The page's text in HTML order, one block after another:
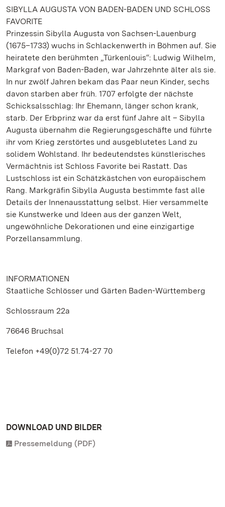
SIBYLLA AUGUSTA VON BADEN-BADEN UND SCHLOSS
FAVORITE
Prinzessin Sibylla Augusta von Sachsen-Lauenburg
(1675–1733) wuchs in Schlackenwerth in Böhmen auf. Sie
heiratete den berühmten „Türkenlouis“: Ludwig Wilhelm,
Markgraf von Baden-Baden, war Jahrzehnte älter als sie.
In nur zwölf Jahren bekam das Paar neun Kinder, sechs
davon starben aber früh. 1707 erfolgte der nächste
Schicksalsschlag: Ihr Ehemann, länger schon krank,
starb. Der Erbprinz war da erst fünf Jahre alt – Sibylla
Augusta übernahm die Regierungsgeschäfte und führte
ihr vom Krieg zerstörtes und ausgeblutetes Land zu
solidem Wohlstand. Ihr bedeutendstes künstlerisches
Vermächtnis ist Schloss Favorite bei Rastatt. Das
Lustschloss ist ein Schätzkästchen von europäischem
Rang. Markgräfin Sibylla Augusta bestimmte fast alle
Details der Innenausstattung selbst. Hier versammelte
sie Kunstwerke und Ideen aus der ganzen Welt,
ungewöhnliche Dekorationen und eine einzigartige
Porzellansammlung.
INFORMATIONEN
Staatliche Schlösser und Gärten Baden-Württemberg
Schlossraum 22a
76646 Bruchsal
Telefon +49(0)72 51.74-27 70
DOWNLOAD UND BILDER
Pressemeldung (PDF)